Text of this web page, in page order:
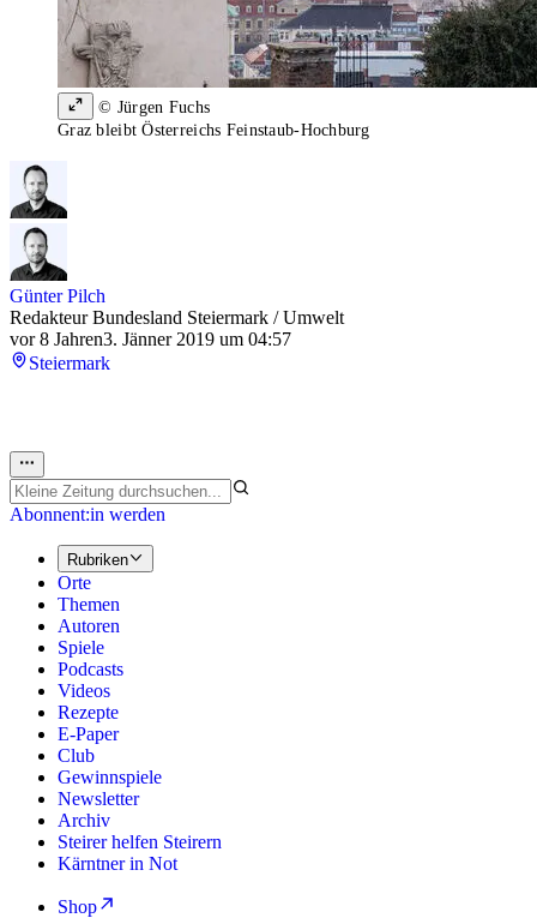
© Jürgen Fuchs
Graz bleibt Österreichs Feinstaub-Hochburg
Günter Pilch
Redakteur Bundesland Steiermark / Umwelt
vor 8 Jahren3. Jänner 2019 um 04:57
Steiermark
Abonnent:in werden
Rubriken
Orte
Themen
Autoren
Spiele
Podcasts
Videos
Rezepte
E-Paper
Club
Gewinnspiele
Newsletter
Archiv
Steirer helfen Steirern
Kärntner in Not
Shop